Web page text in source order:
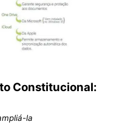
Constitucional:
la